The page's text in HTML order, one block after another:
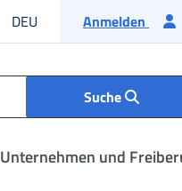
DEU Deutsche Sprache
Anmelden
Suche
Unternehmen und